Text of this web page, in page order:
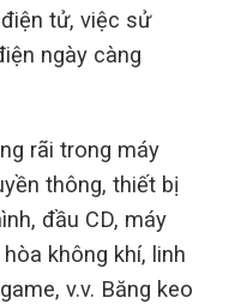
tử, việc sử
ngày càng
rãi trong máy
thông, thiết bị
đầu CD, máy
không khí, linh
v.v. Băng keo